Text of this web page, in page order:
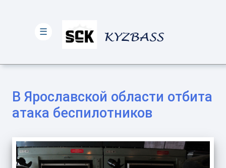
В Ярославской области отбита
атака беспилотников
☰